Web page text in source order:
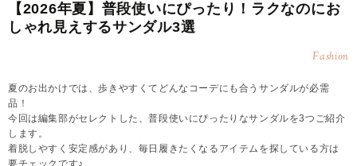
【2026年夏】普段使いにぴったり！ラクなのにお
しゃれ見えするサンダル3選
Fashion
夏のお出かけでは、歩きやすくてどんなコーデにも合うサンダルが必需
品！
今回は編集部がセレクトした、普段使いにぴったりなサンダルを3つご紹介
します。
着脱しやすく安定感があり、毎日履きたくなるアイテムを探している方は